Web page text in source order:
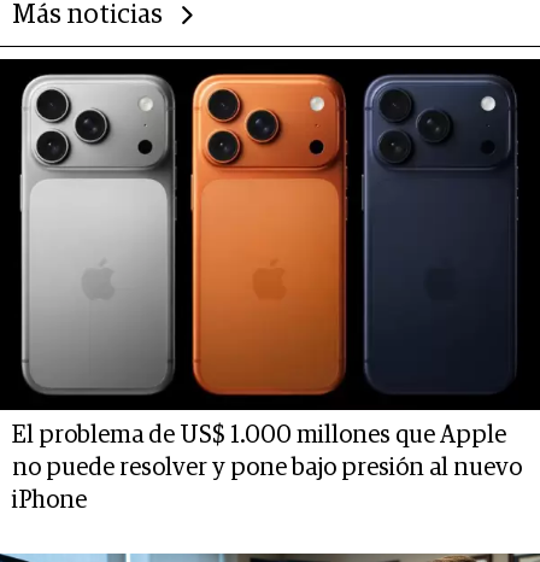
Más noticias
El problema de US$ 1.000 millones que Apple
no puede resolver y pone bajo presión al nuevo
iPhone